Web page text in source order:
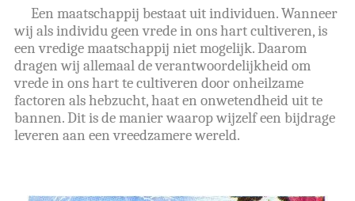
Een maatschappij bestaat uit individuen. Wanneer
wij als individu geen vrede in ons hart cultiveren, is
een vredige maatschappij niet mogelijk. Daarom
dragen wij allemaal de verantwoordelijkheid om
vrede in ons hart te cultiveren door onheilzame
factoren als hebzucht, haat en onwetendheid uit te
bannen. Dit is de manier waarop wijzelf een bijdrage
leveren aan een vreedzamere wereld.